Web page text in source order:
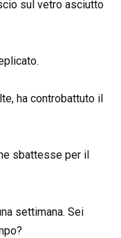
sul vetro asciutto
ha controbattuto il
sbattesse per il
settimana. Sei